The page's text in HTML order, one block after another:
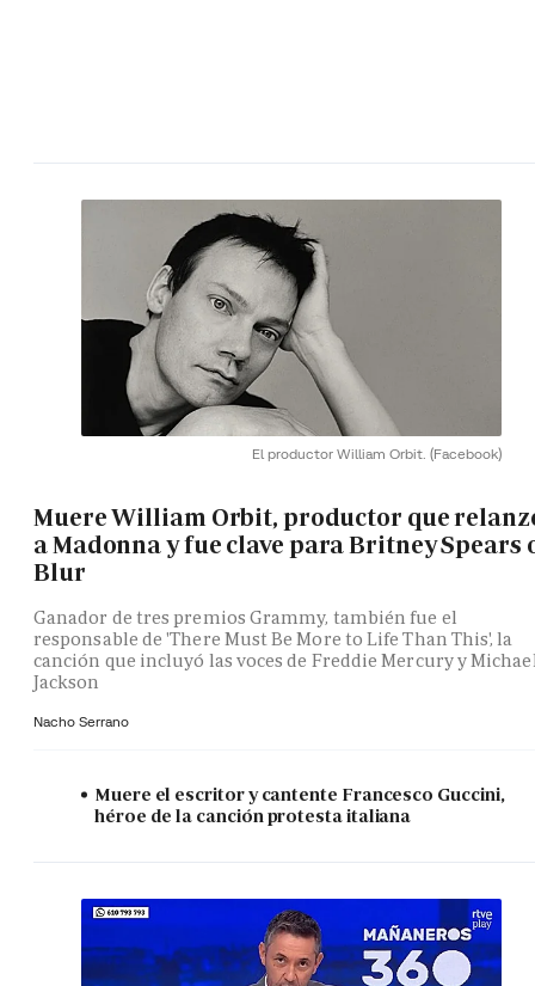
El productor William Orbit. (Facebook)
Muere William Orbit, productor que
a Madonna y fue clave para Britney Spears
Blur
Ganador de tres premios Grammy, también fue el
responsable de 'There Must Be More to Life Than This', la
canción que incluyó las voces de Freddie Mercury y
Jackson
Nacho Serrano
Muere el escritor y cantente Francesco Guccini,
héroe de la canción protesta italiana